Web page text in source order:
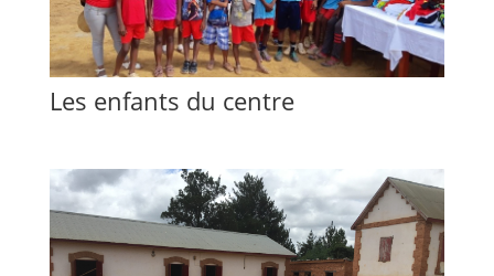
Les enfants du centre